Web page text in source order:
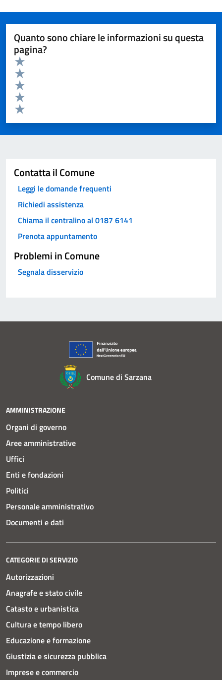
Quanto sono chiare le informazioni su questa
pagina?
Valuta da 1 a 5 stelle la pagina
Valuta 5 stelle su 5
Valuta 4 stelle su 5
Valuta 3 stelle su 5
Valuta 2 stelle su 5
Valuta 1 stelle su 5
Contatta il Comune
Leggi le domande frequenti
Richiedi assistenza
Chiama il centralino al 0187 6141
Prenota appuntamento
Problemi in Comune
Segnala disservizio
Comune di Sarzana
AMMINISTRAZIONE
Organi di governo
Aree amministrative
Uffici
Enti e fondazioni
Politici
Personale amministrativo
Documenti e dati
CATEGORIE DI SERVIZIO
Autorizzazioni
Anagrafe e stato civile
Catasto e urbanistica
Cultura e tempo libero
Educazione e formazione
Giustizia e sicurezza pubblica
Imprese e commercio